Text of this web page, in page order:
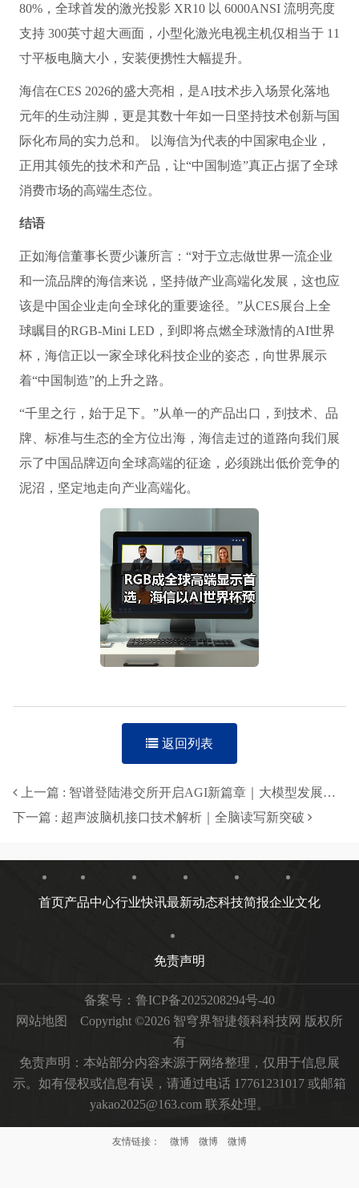
80%，全球首发的激光投影 XR10 以 6000ANSI 流明亮度
支持 300英寸超大画面，小型化激光电视主机仅相当于 11
寸平板电脑大小，安装便携性大幅提升。
海信在CES 2026的盛大亮相，是AI技术步入场景化落地
元年的生动注脚，更是其数十年如一日坚持技术创新与国
际化布局的实力总和。 以海信为代表的中国家电企业，
正用其领先的技术和产品，让“中国制造”真正占据了全球
消费市场的高端生态位。
结语
正如海信董事长贾少谦所言：“对于立志做世界一流企业
和一流品牌的海信来说，坚持做产业高端化发展，这也应
该是中国企业走向全球化的重要途径。”从CES展台上全
球瞩目的RGB-Mini LED，到即将点燃全球激情的AI世界
杯，海信正以一家全球化科技企业的姿态，向世界展示
着“中国制造”的上升之路。
“千里之行，始于足下。”从单一的产品出口，到技术、品
牌、标准与生态的全方位出海，海信走过的道路向我们展
示了中国品牌迈向全球高端的征途，必须跳出低价竞争的
泥沼，坚定地走向产业高端化。
返回列表
上一篇 : 智谱登陆港交所开启AGI新篇章｜大模型发展新趋势
下一篇 : 超声波脑机接口技术解析｜全脑读写新突破
首页产品中心行业快讯最新动态科技简报企业文化
免责声明
备案号： 鲁ICP备2025208294号-40
网站地图
Copyright ©2026 智穹界智捷领科科技网 版权所
有
免责声明：本站部分内容来源于网络整理，仅用于信息展
示。如有侵权或信息有误，请通过电话 17761231017 或邮箱
yakao2025@163.com 联系处理。
友情链接： 微博 微博 微博